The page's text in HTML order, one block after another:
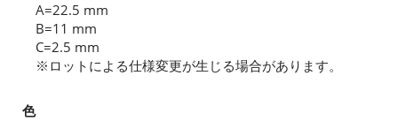
A=22.5 mm
B=11 mm
C=2.5 mm
※ロットによる仕様変更が生じる場合があります。
色